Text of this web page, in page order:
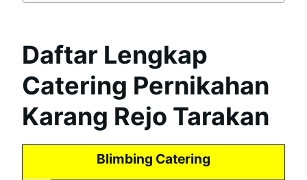
Daftar Lengkap
Catering Pernikahan
Karang Rejo Tarakan
Blimbing Catering